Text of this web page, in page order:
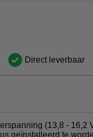
Direct leverbaar
(13,8 - 16,2
geïnstalleerd te